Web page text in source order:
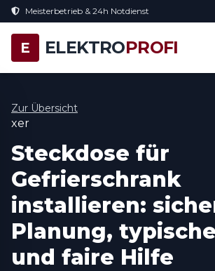
Meisterbetrieb & 24h Notdienst
E ELEKTROPROFI
Zur Übersicht
xer
Steckdose für
Gefrierschrank
installieren:
Planung,
und faire Hilfe